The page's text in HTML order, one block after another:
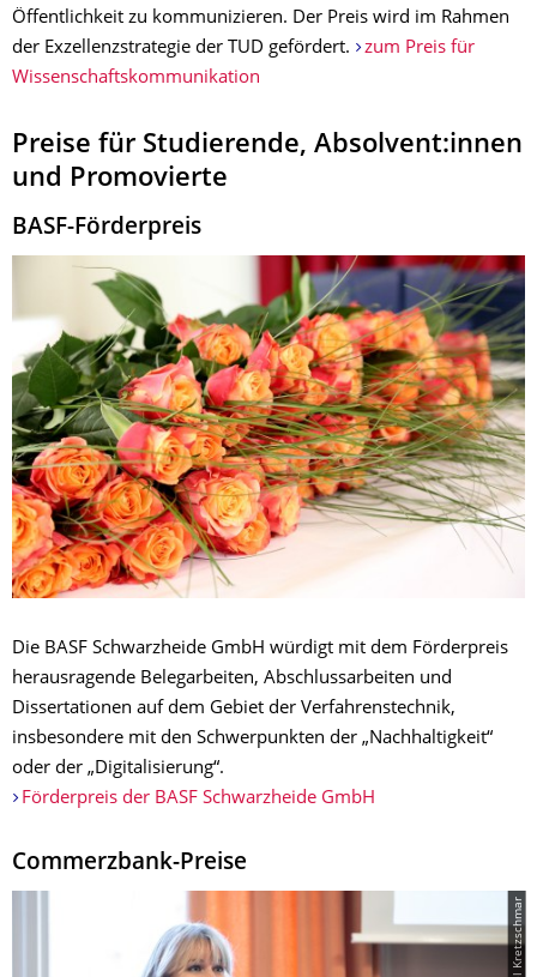
Öffentlichkeit zu kommunizieren. Der Preis wird im Rahmen
der Exzellenzstrategie der TUD gefördert.
zum Preis für
Wissenschaftskommunikation
Preise für Studierende, Absolvent:innen
und Promovierte
BASF-Förderpreis
Die BASF Schwarzheide GmbH würdigt mit dem Förderpreis
herausragende Belegarbeiten, Abschlussarbeiten und
Dissertationen auf dem Gebiet der Verfahrenstechnik,
insbesondere mit den Schwerpunkten der „Nachhaltigkeit“
oder der „Digitalisierung“.
Förderpreis der BASF Schwarzheide GmbH
Commerzbank-Preise